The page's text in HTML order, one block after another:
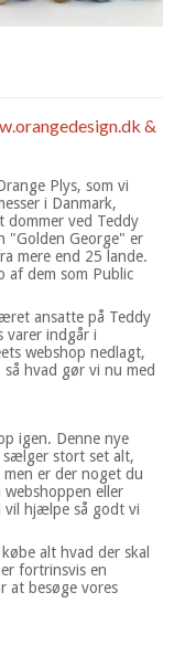
&
Plys, som vi
i Danmark,
dommer ved Teddy
"Golden George" er
mere end 25 lande.
af dem som Public
ansatte på Teddy
varer indgår i
webshop nedlagt,
hvad gør vi nu med
igen. Denne nye
sælger stort set alt,
men er der noget du
eller
vil hjælpe så godt vi
alt hvad der skal
fortrinsvis en
at besøge vores